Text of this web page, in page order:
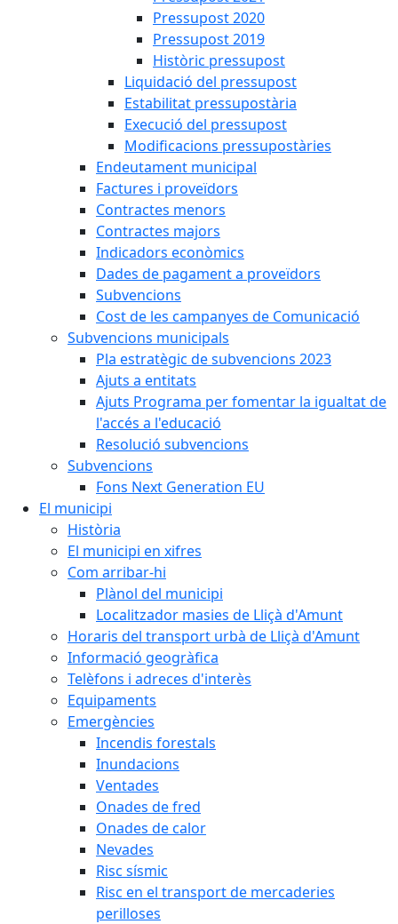
Pressupost 2020
Pressupost 2019
Històric pressupost
Liquidació del pressupost
Estabilitat pressupostària
Execució del pressupost
Modificacions pressupostàries
Endeutament municipal
Factures i proveïdors
Contractes menors
Contractes majors
Indicadors econòmics
Dades de pagament a proveïdors
Subvencions
Cost de les campanyes de Comunicació
Subvencions municipals
Pla estratègic de subvencions 2023
Ajuts a entitats
Ajuts Programa per fomentar la igualtat de
l'accés a l'educació
Resolució subvencions
Subvencions
Fons Next Generation EU
El municipi
Història
El municipi en xifres
Com arribar-hi
Plànol del municipi
Localitzador masies de Lliçà d'Amunt
Horaris del transport urbà de Lliçà d'Amunt
Informació geogràfica
Telèfons i adreces d'interès
Equipaments
Emergències
Incendis forestals
Inundacions
Ventades
Onades de fred
Onades de calor
Nevades
Risc sísmic
Risc en el transport de mercaderies
perilloses